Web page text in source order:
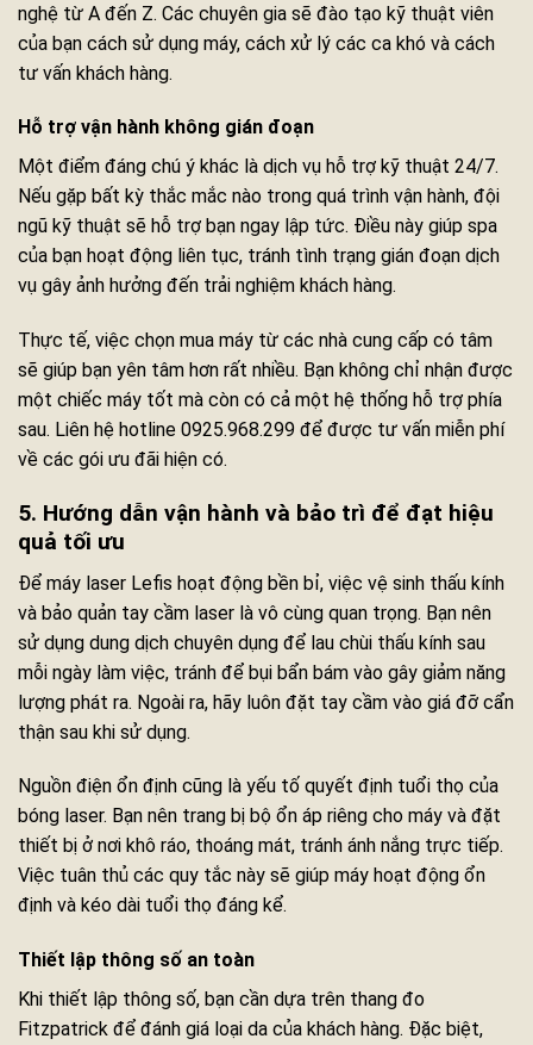
nghệ từ A đến Z. Các chuyên gia sẽ đào tạo kỹ thuật viên
của bạn cách sử dụng máy, cách xử lý các ca khó và cách
tư vấn khách hàng.
Hỗ trợ vận hành không gián đoạn
Một điểm đáng chú ý khác là dịch vụ hỗ trợ kỹ thuật 24/7.
Nếu gặp bất kỳ thắc mắc nào trong quá trình vận hành, đội
ngũ kỹ thuật sẽ hỗ trợ bạn ngay lập tức. Điều này giúp spa
của bạn hoạt động liên tục, tránh tình trạng gián đoạn dịch
vụ gây ảnh hưởng đến trải nghiệm khách hàng.
Thực tế, việc chọn mua máy từ các nhà cung cấp có tâm
sẽ giúp bạn yên tâm hơn rất nhiều. Bạn không chỉ nhận được
một chiếc máy tốt mà còn có cả một hệ thống hỗ trợ phía
sau. Liên hệ hotline 0925.968.299 để được tư vấn miễn phí
về các gói ưu đãi hiện có.
5. Hướng dẫn vận hành và bảo trì để đạt hiệu
quả tối ưu
Để máy laser Lefis hoạt động bền bỉ, việc vệ sinh thấu kính
và bảo quản tay cầm laser là vô cùng quan trọng. Bạn nên
sử dụng dung dịch chuyên dụng để lau chùi thấu kính sau
mỗi ngày làm việc, tránh để bụi bẩn bám vào gây giảm năng
lượng phát ra. Ngoài ra, hãy luôn đặt tay cầm vào giá đỡ cẩn
thận sau khi sử dụng.
Nguồn điện ổn định cũng là yếu tố quyết định tuổi thọ của
bóng laser. Bạn nên trang bị bộ ổn áp riêng cho máy và đặt
thiết bị ở nơi khô ráo, thoáng mát, tránh ánh nắng trực tiếp.
Việc tuân thủ các quy tắc này sẽ giúp máy hoạt động ổn
định và kéo dài tuổi thọ đáng kể.
Thiết lập thông số an toàn
Khi thiết lập thông số, bạn cần dựa trên thang đo
Fitzpatrick để đánh giá loại da của khách hàng. Đặc biệt,